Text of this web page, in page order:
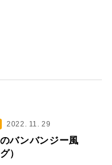
2022. 11. 29
バンバンジー風
）